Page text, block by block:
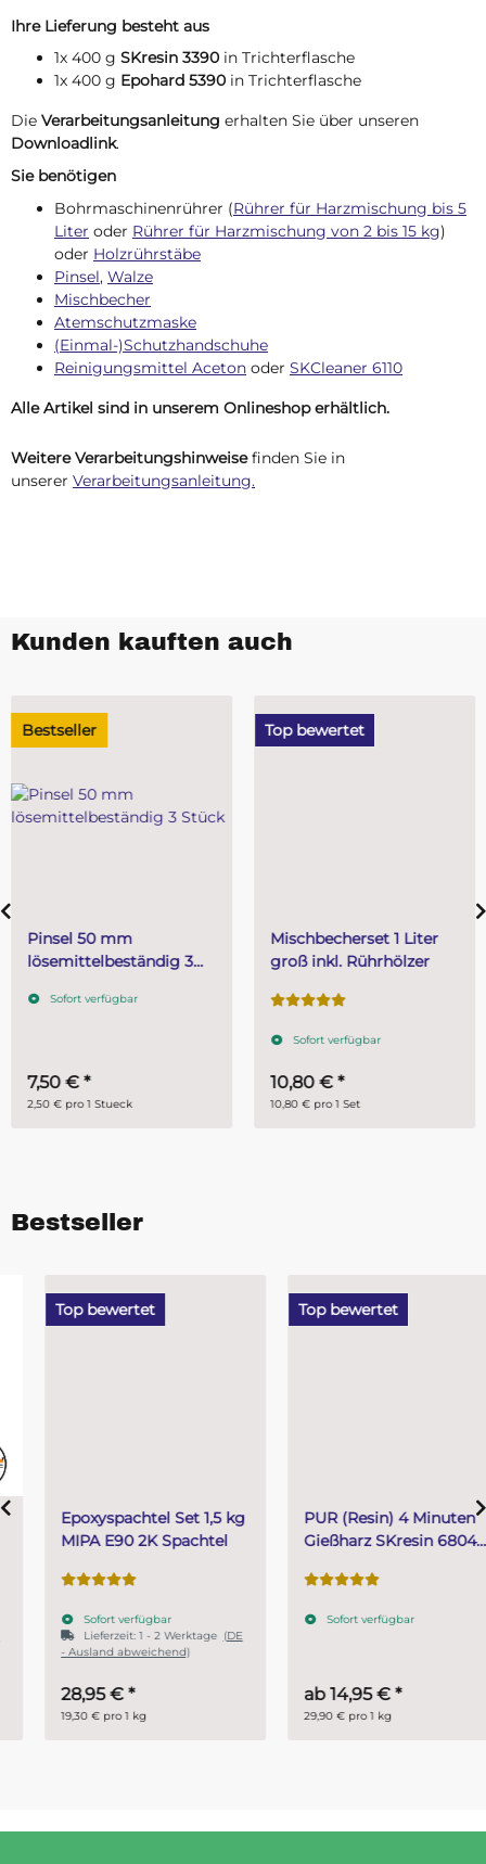
Ihre Lieferung besteht aus
1x 400 g SKresin 3390 in Trichterflasche
1x 400 g Epohard 5390 in Trichterflasche
Die Verarbeitungsanleitung erhalten Sie über unseren
Downloadlink.
Sie benötigen
Bohrmaschinenrührer (Rührer für Harzmischung bis 5
Liter oder Rührer für Harzmischung von 2 bis 15 kg)
oder Holzrührstäbe
Pinsel, Walze
Mischbecher
Atemschutzmaske
(Einmal-)Schutzhandschuhe
Reinigungsmittel Aceton oder SKCleaner 6110
Alle Artikel sind in unserem Onlineshop erhältlich.
Weitere Verarbeitungshinweisefinden Sie in
unserer Verarbeitungsanleitung.
Kunden kauften auch
Bestseller
Pinsel 50 mm
lösemittelbeständig 3
Sofort verfügbar
7,50 € *
2,50 € pro 1 Stueck
Top bewertet
Mischbecherset 1 Liter
groß inkl. Rührhölzer
Sofort verfügbar
10,80 € *
10,80 € pro 1 Set
Bestseller
Top bewertet
Epoxyspachtel Set 1,5 kg
MIPA E90 2K Spachtel
Sofort verfügbar
Lieferzeit:1 - 2 Werktage(DE
- Ausland abweichend)
28,95 €*
19,30 € pro 1 kg
Top bewertet
PUR (Resin) 4 Minuten
Gießharz SKresin 6804
Sofort verfügbar
14,95 €*
29,90 € pro 1 kg